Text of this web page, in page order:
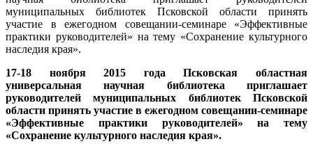
муниципальных библиотек Псковской области принять
участие в ежегодном совещании-семинаре «Эффективные
практики руководителей» на тему «Сохранение культурного
наследия края».
17-18 ноября 2015 года Псковская областная
универсальная научная библиотека приглашает
руководителей муниципальных библиотек Псковской
области принять участие в ежегодном совещании-семинаре
«Эффективные практики руководителей» на тему
«Сохранение культурного наследия края».